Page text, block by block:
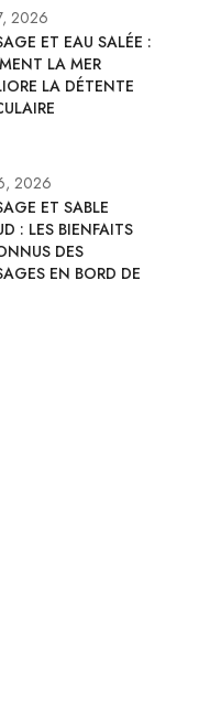
2026
ET EAU SALÉE :
LA MER
LA DÉTENTE
2026
ET SABLE
: LES BIENFAITS
DES
EN BORD DE